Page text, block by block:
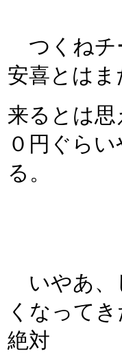
つくねチ
安喜とは
来るとは
０円ぐら
る。
いやあ、
くなって
絶対